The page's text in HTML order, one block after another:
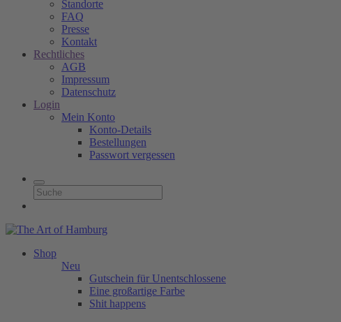
Standorte
FAQ
Presse
Kontakt
Rechtliches
AGB
Impressum
Datenschutz
Login
Mein Konto
Konto-Details
Bestellungen
Passwort vergessen
Shop
Neu
Gutschein für Unentschlossene
Eine großartige Farbe
Shit happens